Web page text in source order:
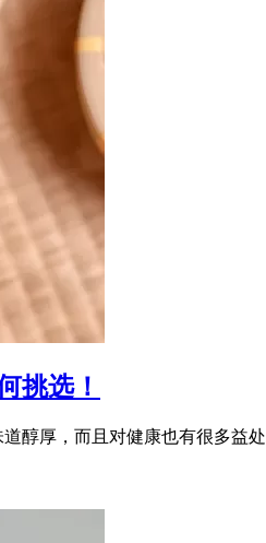
挑选！
醇厚，而且对健康也有很多益